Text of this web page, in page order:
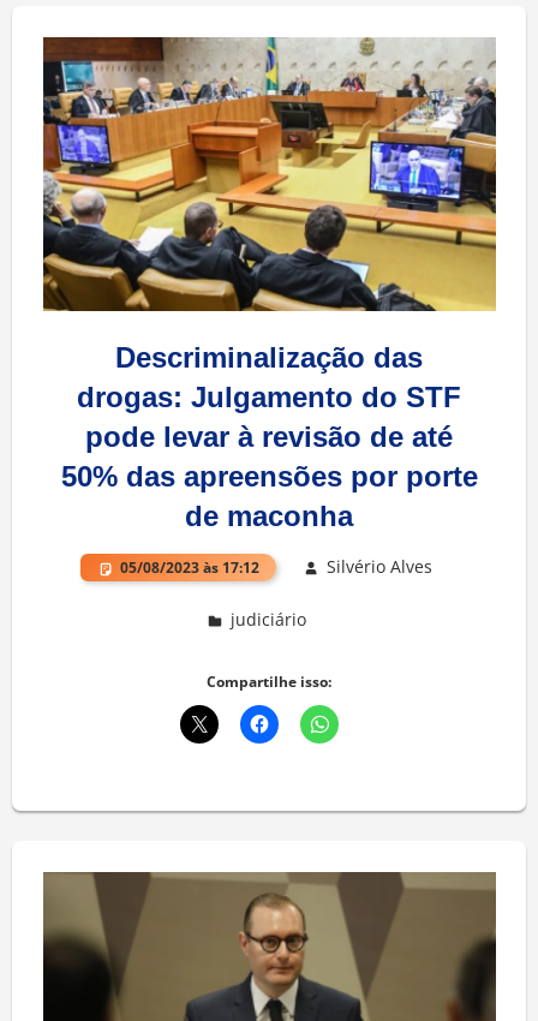
Descriminalização das
drogas: Julgamento do STF
pode levar à revisão de até
50% das apreensões por porte
de maconha
05/08/2023 às 17:12 Silvério Alves
judiciário
Compartilhe isso: